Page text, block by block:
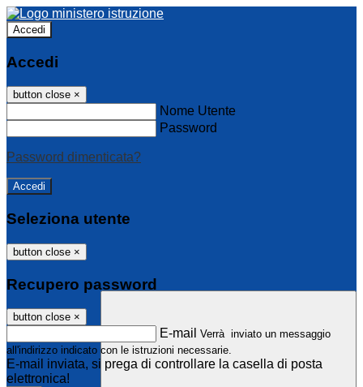
Accedi
Accedi
button close ×
Nome Utente
Password
Password dimenticata?
Seleziona utente
button close ×
Recupero password
button close ×
E-mail Verrà inviato un messaggio
all'indirizzo indicato con le istruzioni necessarie.
E-mail inviata, si prega di controllare la casella di posta
elettronica!